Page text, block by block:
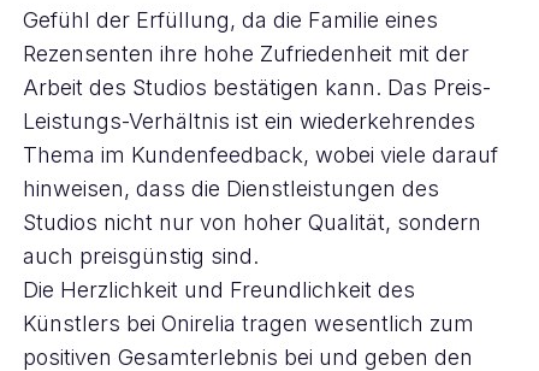
Gefühl der Erfüllung, da die Familie eines
Rezensenten ihre hohe Zufriedenheit mit der
Arbeit des Studios bestätigen kann. Das Preis-
Leistungs-Verhältnis ist ein wiederkehrendes
Thema im Kundenfeedback, wobei viele darauf
hinweisen, dass die Dienstleistungen des
Studios nicht nur von hoher Qualität, sondern
auch preisgünstig sind.
Die Herzlichkeit und Freundlichkeit des
Künstlers bei Onirelia tragen wesentlich zum
positiven Gesamterlebnis bei und geben den